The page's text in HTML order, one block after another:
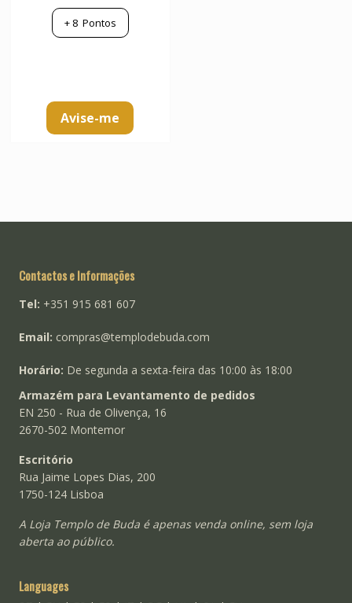
+ 8Pontos
Avise-me
Contactos e Informações
Tel: +351 915 681 607
Email: compras@templodebuda.com
Horário: De segunda a sexta-feira das 10:00 às 18:00
Armazém para Levantamento de pedidos
EN 250 - Rua de Olivença, 16
2670-502 Montemor
Escritório
Rua Jaime Lopes Dias, 200
1750-124 Lisboa
A Loja Templo de Buda é apenas venda online, sem loja
aberta ao público.
Languages